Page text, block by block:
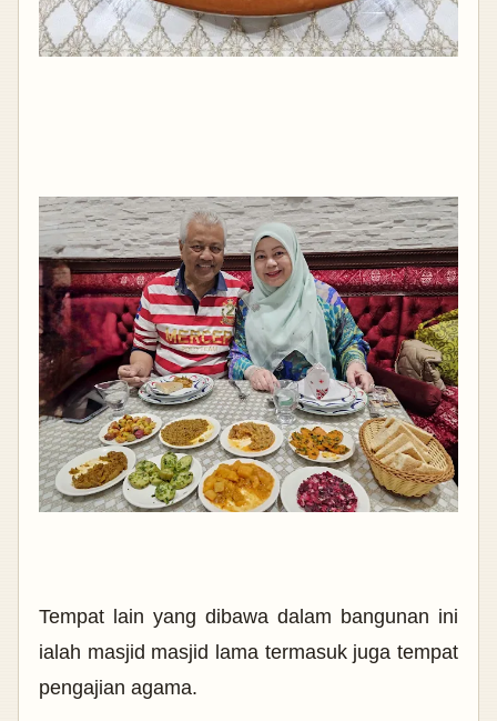
Tempat lain yang dibawa dalam bangunan ini
ialah masjid masjid lama termasuk juga tempat
pengajian agama.